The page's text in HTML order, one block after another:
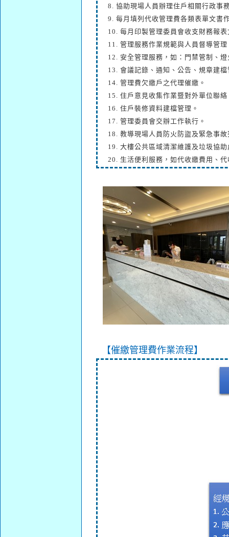
8. 協助現場人員辦理住戶相關行政事
9. 每月填列代收管理費各類表單文書
10. 每月印製管理委員會收支財務報
11. 管理服務作業規範與人員督導管理
12. 安全管理服務，如：門禁管制、
13. 會議記錄、通知、公告、規章建
14. 管理費欠繳戶之代理催繳。
15. 住戶意見收集作業暨對外單位聯絡
16. 住戶裝修資料建檔管理。
17. 管理委員會交辦工作執行。
18. 教導現場人員防火防盜及緊急事
19. 大樓公共區域清潔維護及垃圾協
20. 生活便利服務，如代收繳費用、
【催繳管理費作業流程】